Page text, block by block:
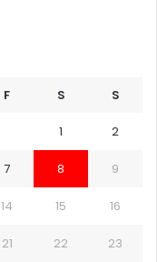
F S S
1 2
7 8 9
14 15 16
21 22 23